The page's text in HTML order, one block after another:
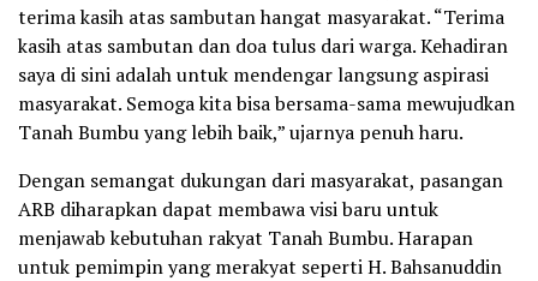
terima kasih atas sambutan hangat masyarakat. “Terima
kasih atas sambutan dan doa tulus dari warga. Kehadiran
saya di sini adalah untuk mendengar langsung aspirasi
masyarakat. Semoga kita bisa bersama-sama mewujudkan
Tanah Bumbu yang lebih baik,” ujarnya penuh haru.
Dengan semangat dukungan dari masyarakat, pasangan
ARB diharapkan dapat membawa visi baru untuk
menjawab kebutuhan rakyat Tanah Bumbu. Harapan
untuk pemimpin yang merakyat seperti H. Bahsanuddin